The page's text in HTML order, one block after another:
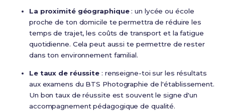
La proximité géographique: un lycée ou école
proche de ton domicile te permettra de réduire les
temps de trajet, les coûts de transport et la fatigue
quotidienne. Cela peut aussi te permettre de rester
dans ton environnement familial.
Le taux de réussite : renseigne-toi sur les résultats
aux examens du BTS Photographie de l'établissement.
Un bon taux de réussite est souvent le signe d'un
accompagnement pédagogique de qualité.